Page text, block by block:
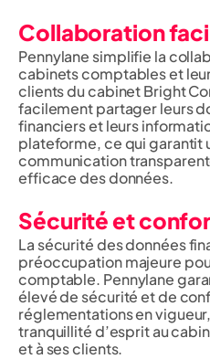
Collaboration
Pennylane simplifie la
cabinets comptables et
clients du cabinet Bright
facilement partager leurs
financiers et leurs
plateforme, ce qui garantit
communication
efficace des données.
Sécurité et
La sécurité des données
préoccupation majeure
comptable. Pennylane
élevé de sécurité et de
réglementations en
tranquillité d’esprit au
et à ses clients.